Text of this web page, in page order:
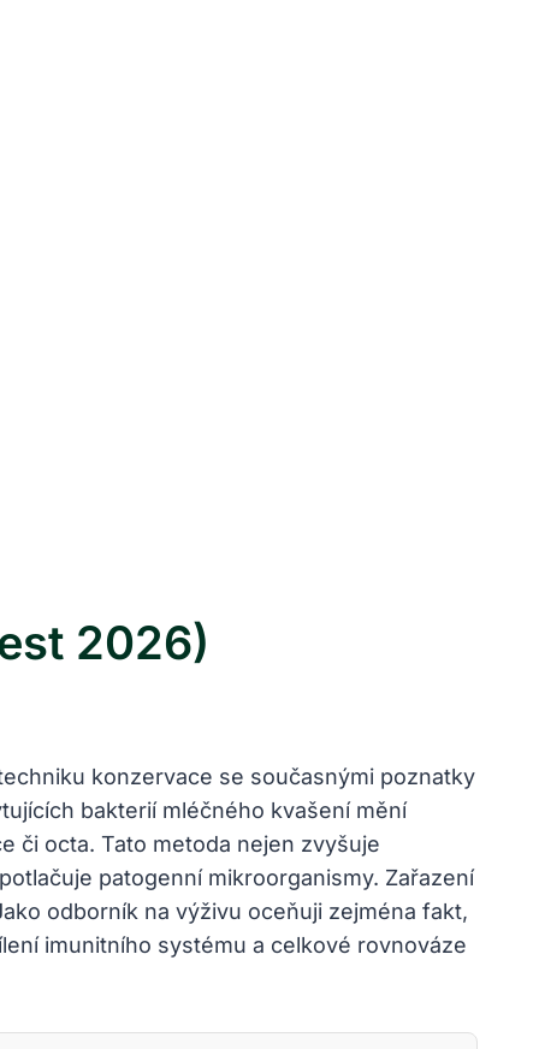
2026)
konzervace se současnými poznatky
bakterií mléčného kvašení mění
či octa. Tato metoda nejen zvyšuje
patogenní mikroorganismy. Zařazení
odborník na výživu oceňuji zejména fakt,
imunitního systému a celkové rovnováze